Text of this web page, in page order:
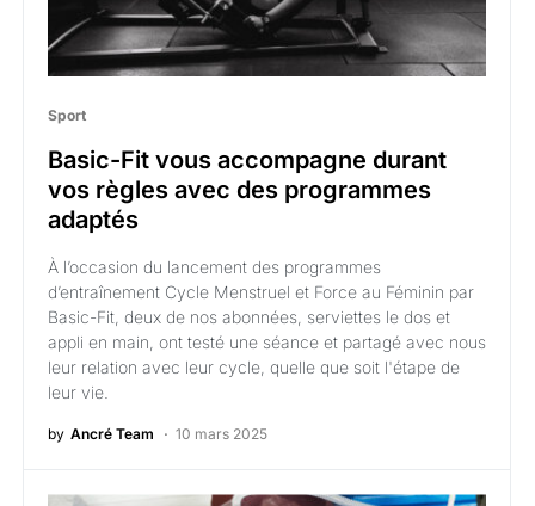
Sport
Basic-Fit vous accompagne durant
vos règles avec des programmes
adaptés
À l’occasion du lancement des programmes
d’entraînement Cycle Menstruel et Force au Féminin par
Basic-Fit, deux de nos abonnées, serviettes le dos et
appli en main, ont testé une séance et partagé avec nous
leur relation avec leur cycle, quelle que soit l'étape de
leur vie.
by Ancré Team 10 mars 2025